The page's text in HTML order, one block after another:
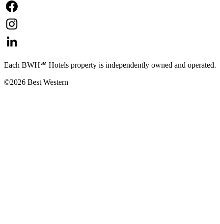
Each BWH℠ Hotels property is independently owned and operated.
©2026 Best Western